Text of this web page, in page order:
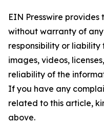
EIN Presswire provides
without warranty of
responsibility or
images, videos,
reliability of the
If you have any
related to this article,
above.